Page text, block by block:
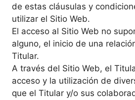
de estas cláusulas y
utilizar el Sitio Web.
El acceso al Sitio Web no
alguno, el inicio de una
Titular.
A través del Sitio Web, el
acceso y la utilización de
que el Titular y/o sus